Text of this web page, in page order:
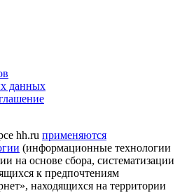
данных
hh.ru применяются
(информационные технологии
на основе сбора, систематизации
к предпочтениям
находящихся на территории